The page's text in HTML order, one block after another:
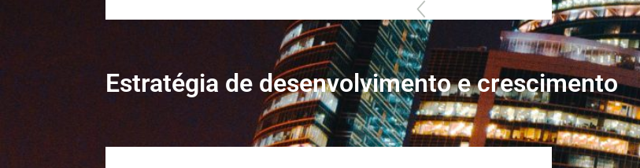
Estratégia de desenvolvimento e crescimento